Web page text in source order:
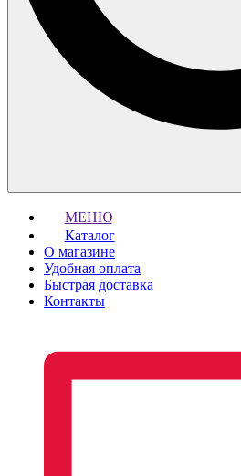
МЕНЮ
Каталог
О магазине
Удобная оплата
Быстрая доставка
Контакты